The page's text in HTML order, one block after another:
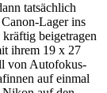
tatsächlich
Lager ins
beigetragen
ihrem 19 x 27
von Autofokus-
auf einmal